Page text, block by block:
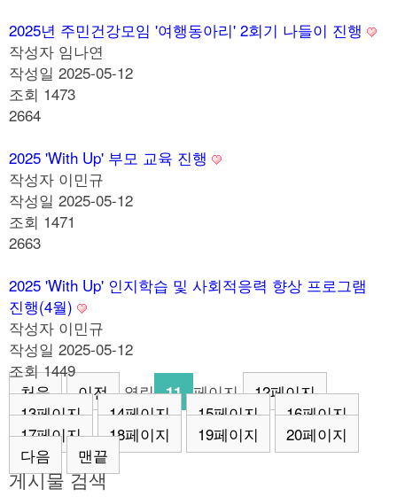
2025년 주민건강모임 '여행동아리' 2회기 나들이 진행
작성자 임나연
작성일 2025-05-12
조회 1473
2664
2025 'With Up' 부모 교육 진행
작성자 이민규
작성일 2025-05-12
조회 1471
2663
2025 'With Up' 인지학습 및 사회적응력 향상 프로그램
진행(4월)
작성자 이민규
작성일 2025-05-12
조회1449
처음
이전 열린 11 페이지 12페이지
13페이지 14페이지 15페이지 16페이지
17페이지 18페이지 19페이지 20페이지
다음
맨끝
게시물 검색